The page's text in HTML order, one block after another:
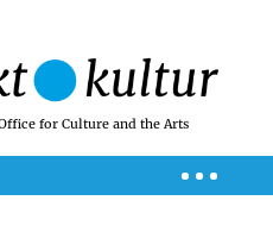
for Culture and the Arts